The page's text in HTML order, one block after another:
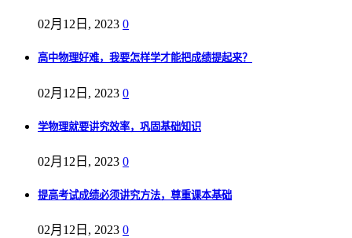
02月12日, 2023 0
高中物理好难，我要怎样学才能把成绩提起来？
02月12日, 2023 0
学物理就要讲究效率，巩固基础知识
02月12日, 2023 0
提高考试成绩必须讲究方法，尊重课本基础
02月12日, 2023 0